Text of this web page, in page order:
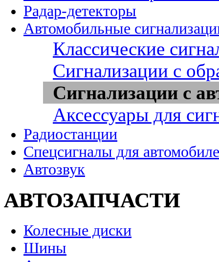
Радар-детекторы
Автомобильные
Классические
Сигнализации с
Сигнализации с
Аксессуары для
Радиостанции
Спецсигналы для
Автозвук
АВТОЗАПЧАСТИ
Колесные диски
Шины